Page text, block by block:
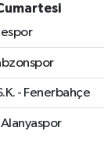
- Fenerbahçe